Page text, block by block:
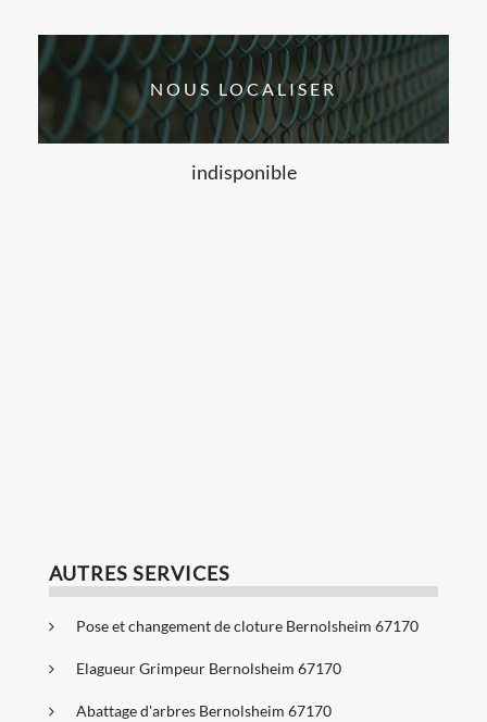
NOUS LOCALISER
indisponible
AUTRES SERVICES
Pose et changement de cloture Bernolsheim 67170
Elagueur Grimpeur Bernolsheim 67170
Abattage d'arbres Bernolsheim 67170